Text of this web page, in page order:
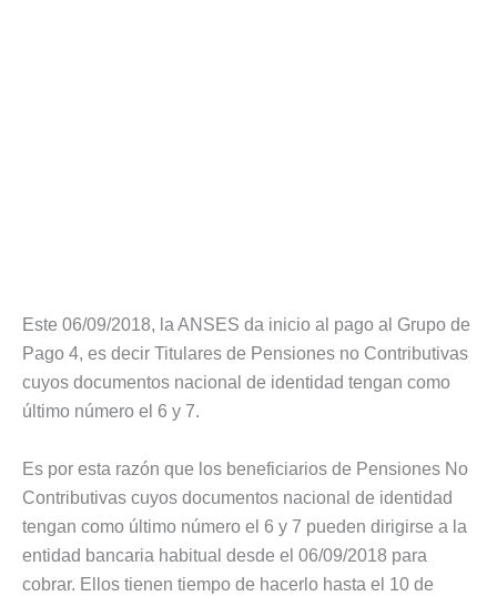
Este 06/09/2018, la ANSES da inicio al pago al Grupo de
Pago 4, es decir Titulares de Pensiones no Contributivas
cuyos documentos nacional de identidad tengan como
último número el 6 y 7.
Es por esta razón que los beneficiarios de Pensiones No
Contributivas cuyos documentos nacional de identidad
tengan como último número el 6 y 7 pueden dirigirse a la
entidad bancaria habitual desde el 06/09/2018 para
cobrar. Ellos tienen tiempo de hacerlo hasta el 10 de